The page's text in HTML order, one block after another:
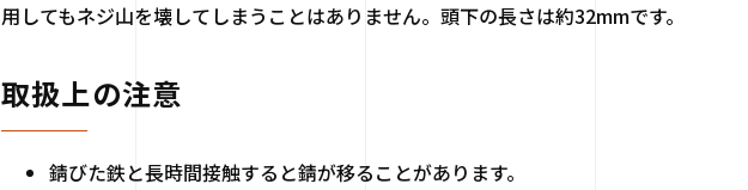
用してもネジ山を壊してしまうことはありません。頭下の長さは約32mmです。
取扱上の注意
錆びた鉄と長時間接触すると錆が移ることがあります。